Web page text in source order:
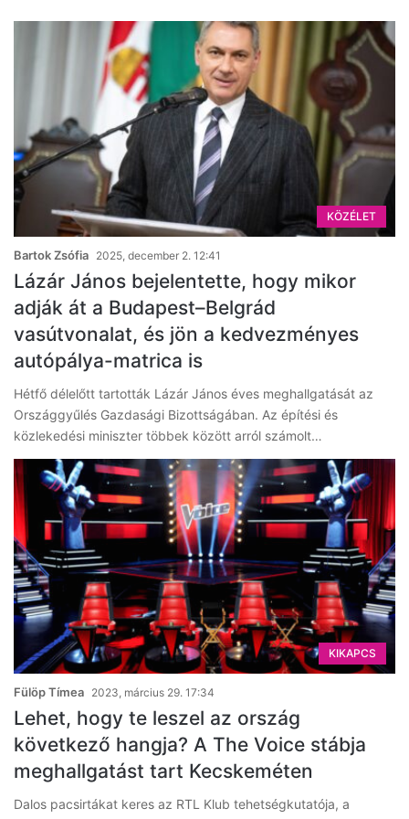
KÖZÉLET
Bartok Zsófia 2025, december 2. 12:41
Lázár János bejelentette, hogy mikor
adják át a Budapest–Belgrád
vasútvonalat, és jön a kedvezményes
autópálya-matrica is
Hétfő délelőtt tartották Lázár János éves meghallgatását az
Országgyűlés Gazdasági Bizottságában. Az építési és
közlekedési miniszter többek között arról számolt…
KIKAPCS
Fülöp Tímea 2023, március 29. 17:34
Lehet, hogy te leszel az ország
következő hangja? A The Voice stábja
meghallgatást tart Kecskeméten
Dalos pacsirtákat keres az RTL Klub tehetségkutatója, a